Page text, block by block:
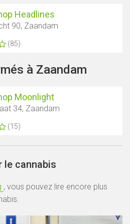
Headlines
90, Zaandam
(85)
à Zaandam
Moonlight
34, Zaandam
(15)
le cannabis
, vous pouvez lire encore plus